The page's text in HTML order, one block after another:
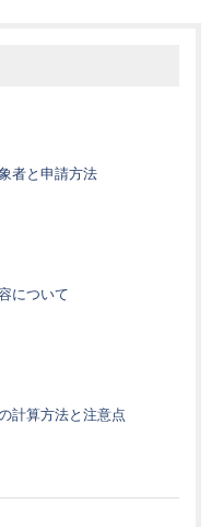
者と申請方法
について
計算方法と注意点